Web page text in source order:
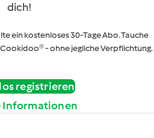
dich!
ein kostenloses 30-Tage Abo. Tauche
- ohne jegliche Verpflichtung.
registrieren
Informationen